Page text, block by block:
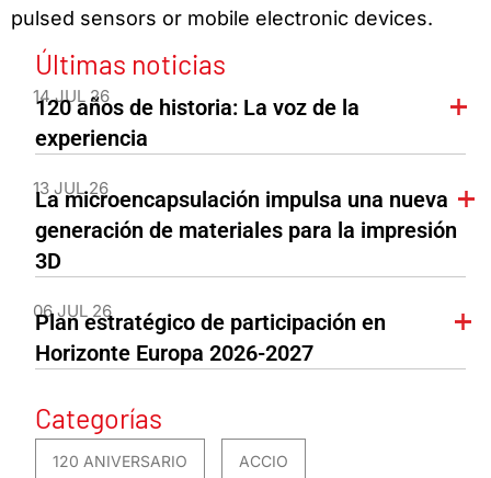
pulsed sensors or mobile electronic devices.
Últimas noticias
14 JUL 26
120 años de historia: La voz de la
experiencia
13 JUL 26
La microencapsulación impulsa una nueva
generación de materiales para la impresión
3D
06 JUL 26
Plan estratégico de participación en
Horizonte Europa 2026-2027
Categorías
120 ANIVERSARIO ACCIO